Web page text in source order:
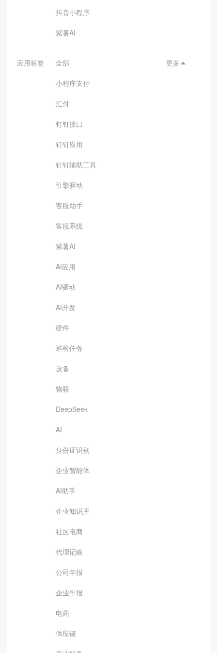
抖音小程序
紫薯AI
应用标签 全部
小程序支付
汇付
钉钉接口
钉钉应用
钉钉辅助工具
引擎驱动
客服助手
客服系统
紫薯AI
AI应用
AI驱动
AI开发
硬件
巡检任务
设备
物联
DeepSeek
AI
身份证识别
企业智能体
AI助手
企业知识库
社区电商
代理记账
公司年报
企业年报
电商
供应链
更多 